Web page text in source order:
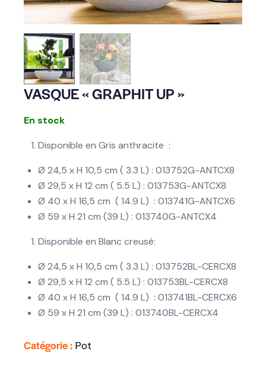
VASQUE « GRAPHIT UP »
En stock
Disponible en Gris anthracite :
Ø 24,5 x H 10,5 cm ( 3.3 L) : 013752G-ANTCX8
Ø 29,5 x H 12 cm ( 5.5 L) : 013753G-ANTCX8
Ø 40 x H 16,5 cm ( 14.9 L) : 013741G-ANTCX6
Ø 59 x H 21 cm (39 L) : 013740G-ANTCX4
Disponible en Blanc creusé:
Ø 24,5 x H 10,5 cm ( 3.3 L) : 013752BL-CERCX8
Ø 29,5 x H 12 cm ( 5.5 L) : 013753BL-CERCX8
Ø 40 x H 16,5 cm ( 14.9 L) : 013741BL-CERCX6
Ø 59 x H 21 cm (39 L) : 013740BL-CERCX4
Catégorie : Pot